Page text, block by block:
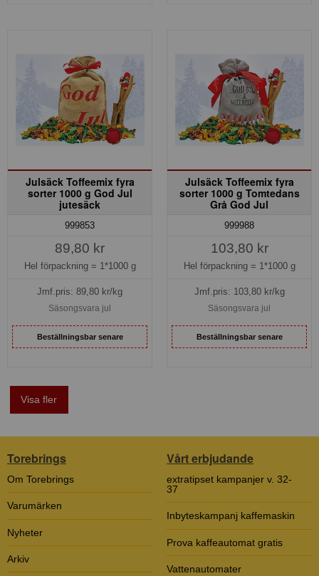
Julsäck Toffeemix fyra
sorter 1000 g God Jul
jutesäck
999853
89,80 kr
Hel förpackning = 1*1000 g
Jmf.pris: 89,80 kr/kg
Säsongsvara jul
Beställningsbar senare
Julsäck Toffeemix fyra
sorter 1000 g Tomtedans
Grå God Jul
999988
103,80 kr
Hel förpackning = 1*1000 g
Jmf.pris: 103,80kr/kg
Säsongsvara jul
Beställningsbar senare
Visa fler
Torebrings
Om Torebrings
Varumärken
Nyheter
Arkiv
Vårt erbjudande
extratipset kampanjer v. 32-
37
Inbyteskampanj kaffemaskin
Prova kaffeautomat gratis
Vattenautomater